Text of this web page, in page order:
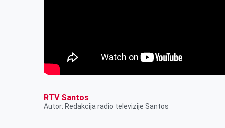
RTV Santos
Autor: Redakcija radio televizije Santos